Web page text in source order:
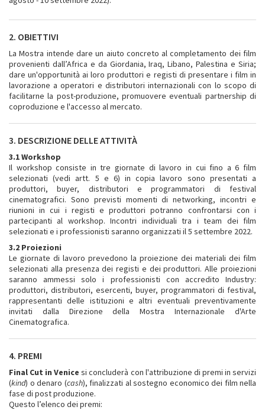
2. OBIETTIVI
La Mostra intende dare un aiuto concreto al completamento dei film
provenienti dall’Africa e da Giordania, Iraq, Libano, Palestina e Siria;
dare un'opportunità ai loro produttori e registi di presentare i film in
lavorazione a operatori e distributori internazionali con lo scopo di
facilitarne la post-produzione, promuovere eventuali partnership di
coproduzione e l'accesso al mercato.
3. DESCRIZIONE DELLE ATTIVITÀ
3.1 Workshop
Il workshop consiste in tre giornate di lavoro in cui fino a 6 film
selezionati (vedi artt. 5 e 6) in copia lavoro sono presentati a
produttori, buyer, distributori e programmatori di festival
cinematografici. Sono previsti momenti di networking, incontri e
riunioni in cui i registi e produttori potranno confrontarsi con i
partecipanti al workshop. Incontri individuali tra i team dei film
selezionati e i professionisti saranno organizzati il 5 settembre 2022.
3.2 Proiezioni
Le giornate di lavoro prevedono la proiezione dei materiali dei film
selezionati alla presenza dei registi e dei produttori. Alle proiezioni
saranno ammessi solo i professionisti con accredito Industry:
produttori, distributori, esercenti, buyer, programmatori di festival,
rappresentanti delle istituzioni e altri eventuali preventivamente
invitati dalla Direzione della Mostra Internazionale d'Arte
Cinematografica.
4. PREMI
Final Cut in Venice si concluderà con l'attribuzione di premi in servizi
(kind) o denaro (cash), finalizzati al sostegno economico dei film nella
fase di post produzione.
Questo l’elenco dei premi: